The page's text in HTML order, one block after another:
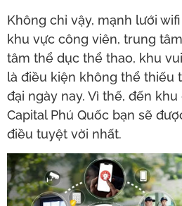
Không chỉ vậy, mạnh lưới
khu vực công viên, trung
tâm thể dục thể thao, khu
là điều kiện không thể thiếu
đại ngày nay. Vì thế, đến
Capital Phú Quốc bạn sẽ
điều tuyệt vời nhất.